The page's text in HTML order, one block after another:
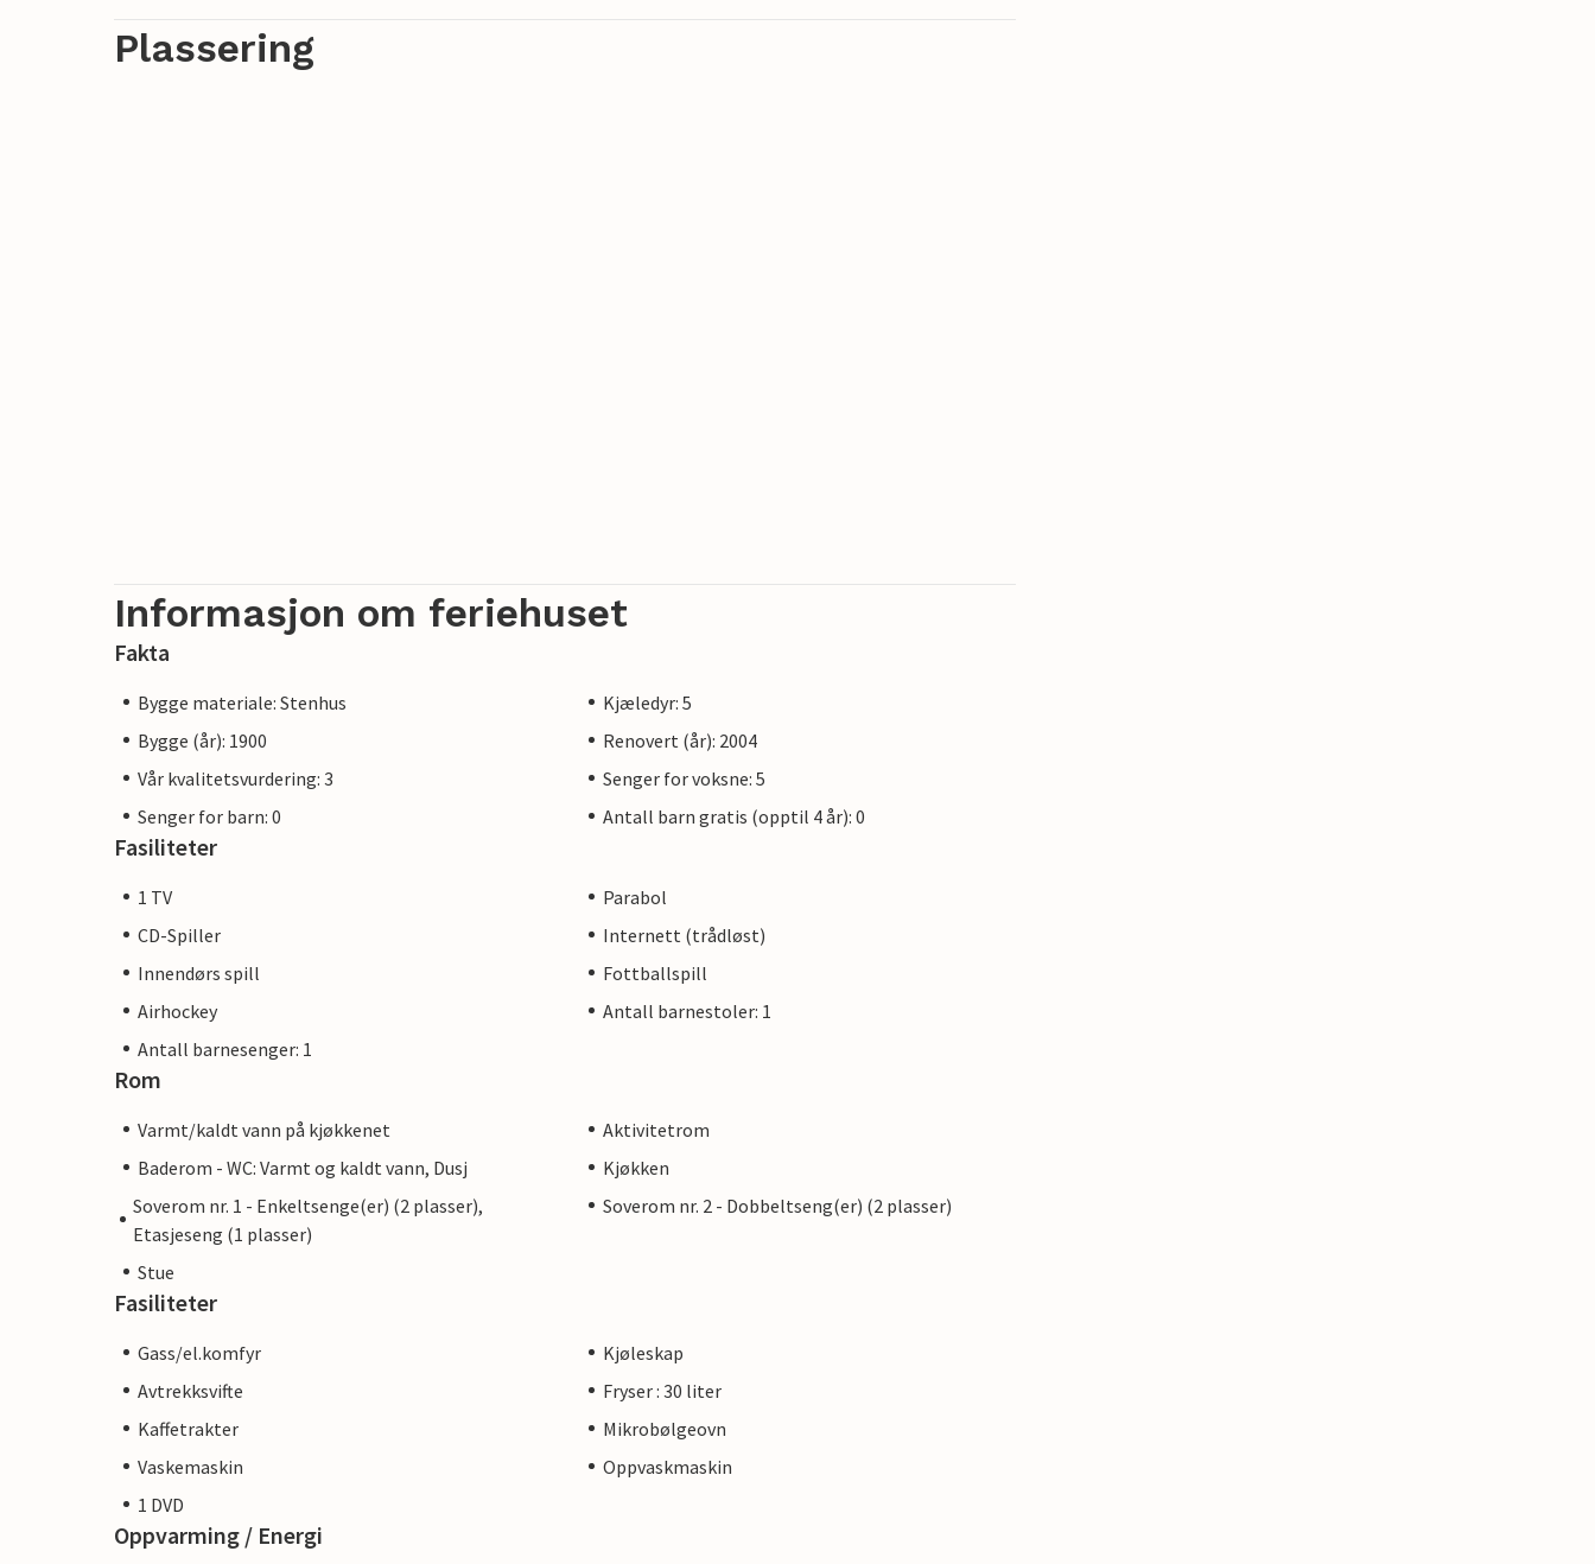
Plassering
Informasjon om feriehuset
Fakta
Bygge materiale: Stenhus
Kjæledyr: 5
Bygge (år): 1900
Renovert (år): 2004
Vår kvalitetsvurdering: 3
Senger for voksne: 5
Senger for barn: 0
Antall barn gratis (opptil 4 år): 0
Fasiliteter
1 TV
Parabol
CD-Spiller
Internett (trådløst)
Innendørs spill
Fottballspill
Airhockey
Antall barnestoler: 1
Antall barnesenger: 1
Rom
Varmt/kaldt vann på kjøkkenet
Aktivitetrom
Baderom - WC: Varmt og kaldt vann, Dusj
Kjøkken
Soverom nr. 1 - Enkeltsenge(er) (2 plasser),
Etasjeseng (1 plasser)
Soverom nr. 2 - Dobbeltseng(er) (2 plasser)
Stue
Fasiliteter
Gass/el.komfyr
Kjøleskap
Avtrekksvifte
Fryser : 30 liter
Kaffetrakter
Mikrobølgeovn
Vaskemaskin
Oppvaskmaskin
1 DVD
Oppvarming / Energi